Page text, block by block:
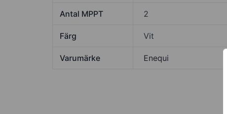
Antal MPPT 2
Färg Vit
Varumärke Enequi